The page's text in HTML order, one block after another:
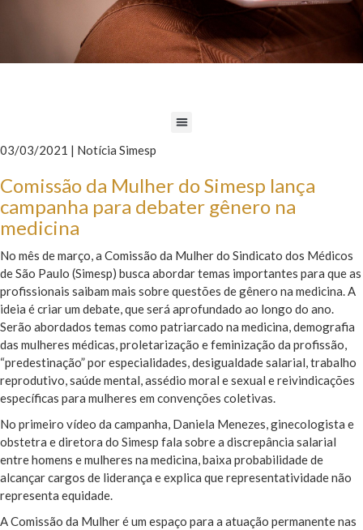
03/03/2021 | Notícia Simesp
Comissão da Mulher do Simesp lança
campanha para debater gênero na
medicina
No mês de março, a Comissão da Mulher do Sindicato dos Médicos
de São Paulo (Simesp) busca abordar temas importantes para que as
profissionais saibam mais sobre questões de gênero na medicina. A
ideia é criar um debate, que será aprofundado ao longo do ano.
Serão abordados temas como patriarcado na medicina, demografia
das mulheres médicas, proletarização e feminização da profissão,
“predestinação” por especialidades, desigualdade salarial, trabalho
reprodutivo, saúde mental, assédio moral e sexual e reivindicações
específicas para mulheres em convenções coletivas.
No primeiro vídeo da campanha, Daniela Menezes, ginecologista e
obstetra e diretora do Simesp fala sobre a discrepância salarial
entre homens e mulheres na medicina, baixa probabilidade de
alcançar cargos de liderança e explica que representatividade não
representa equidade.
A Comissão da Mulher é um espaço para a atuação permanente nas